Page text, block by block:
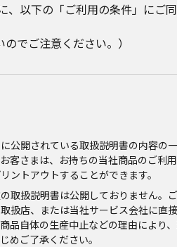
以下の「ご利用の条件」にご
でご注意ください。）
公開されている取扱説明書の内容の
客さまは、お持ちの当社商品のご利
ントアウトすることができます。
取扱説明書は公開しておりません。
扱店、または当社サービス会社に直
品自体の生産中止などの理由により
めご了承ください。